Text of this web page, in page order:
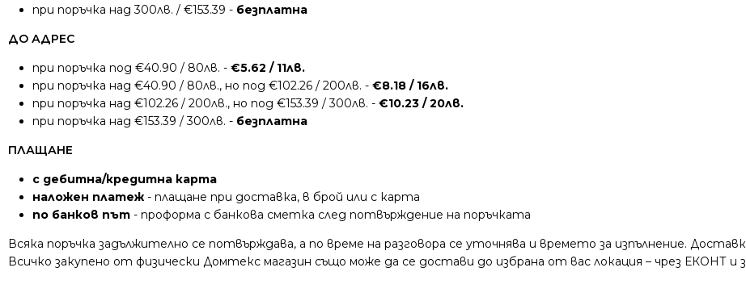
при поръчка над 300лв. / €153.39 - безплатна
ДО АДРЕС
при поръчка под €40.90 / 80лв. - €5.62 / 11лв.
при поръчка над €40.90 / 80лв., но под €102.26 / 200лв. - €8.18 / 16лв.
при поръчка над €102.26 / 200лв., но под €153.39 / 300лв. - €10.23 / 20лв.
при поръчка над €153.39 / 300лв. - безплатна
ПЛАЩАНЕ
с дебитна/кредитна карта
наложен платеж - плащане при доставка, в брой или с карта
по банков път - проформа с банкова сметка след потвърждение на поръчката
Всяка поръчка задължително се потвърждава, а по време на разговора се уточнява и времето за изпълнение.
Всичко закупено от физически Домтекс магазин също може да се достави до избрана от вас локация – чрез ЕКОНТ и